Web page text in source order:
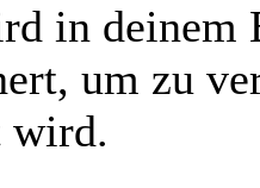
in deinem
um zu
wird.